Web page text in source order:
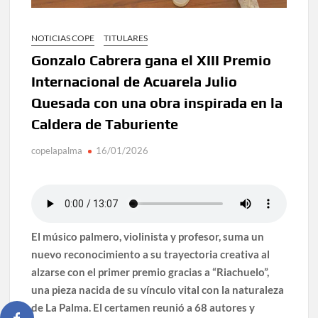
NOTICIAS COPE TITULARES
Gonzalo Cabrera gana el XIII Premio
Internacional de Acuarela Julio
Quesada con una obra inspirada en la
Caldera de Taburiente
copelapalma 16/01/2026
El músico palmero, violinista y profesor, suma un
nuevo reconocimiento a su trayectoria creativa al
alzarse con el primer premio gracias a “Riachuelo”,
una pieza nacida de su vínculo vital con la naturaleza
de La Palma. El certamen reunió a 68 autores y